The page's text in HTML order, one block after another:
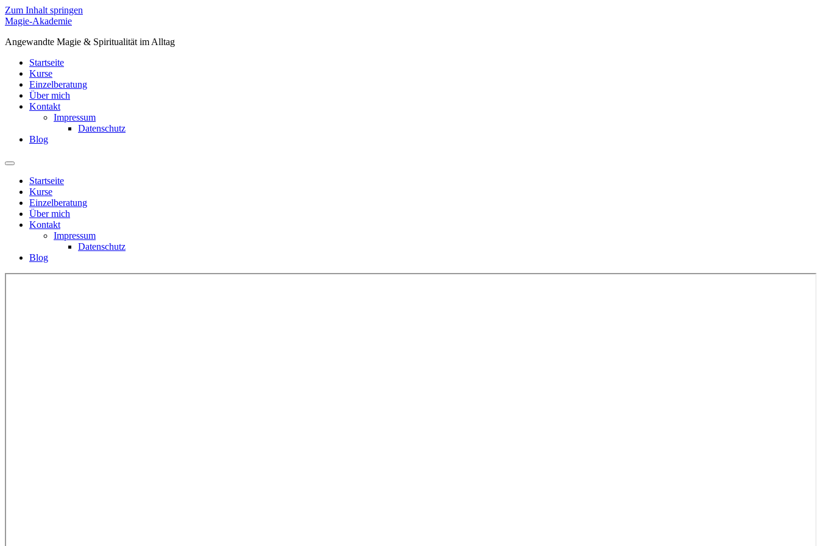
Zum Inhalt springen
Magie-Akademie
Angewandte Magie & Spiritualität im Alltag
Startseite
Kurse
Einzelberatung
Über mich
Kontakt
Impressum
Datenschutz
Blog
Startseite
Kurse
Einzelberatung
Über mich
Kontakt
Impressum
Datenschutz
Blog